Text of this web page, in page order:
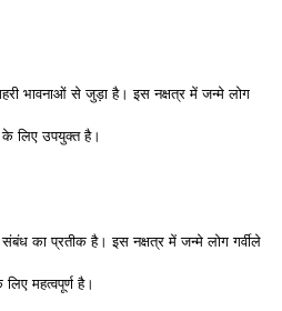
भावनाओं से जुड़ा है। इस नक्षत्र में जन्मे लोग
के लिए उपयुक्त है।
का प्रतीक है। इस नक्षत्र में जन्मे लोग गर्वीले
महत्वपूर्ण है।